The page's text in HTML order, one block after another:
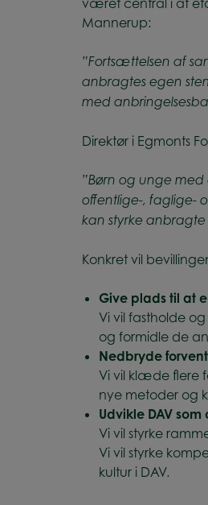
Mannerup:
”Fortsættelsen af
anbragtes egen
med
Direktør i Egmonts
”Børn og unge
offentlige-, faglige-
kan styrke anbragte
Konkret vil
Give plads til at
Vi vil fastholde
og formidle de
Nedbryde
Vi vil klæde flere
nye metoder og
Udvikle DAV
Vi vil styrke
Vi vil styrke
kultur i DAV.